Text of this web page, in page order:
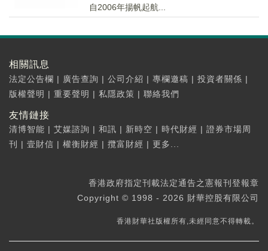
自2006年揚帆起航...
相關訊息
法定公告欄 | 廣告查詢 | 公司介紹 | 專欄邀稿 | 投資者關係 |
版權聲明 | 重要聲明 | 私隱政策 | 聯絡我們
友情鏈接
清博智能 | 艾媒諮詢 | 和訊 | 新時空 | 時代財經 | 證券市場周
刊
| 壹財信 | 權衡財經 | 攬富財經 | 更多...
香港政府指定刊載法定通告之憲報刊登報章
Copyright © 1998 - 2026 財華控股有限公司
香港財華社版權所有,未經同意不得轉載。